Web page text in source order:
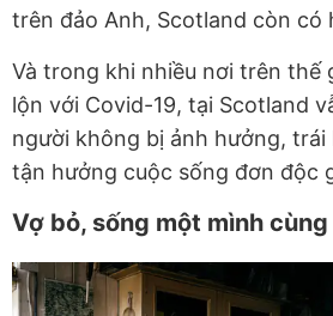
trên đảo Anh, Scotland còn có
Và trong khi nhiều nơi trên thế
lộn với Covid-19, tại Scotland
người không bị ảnh hưởng, trái
tận hưởng cuộc sống đơn độc
Vợ bỏ, sống một mình cùng